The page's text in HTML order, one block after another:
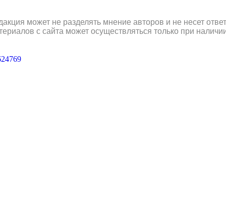
может не разделять мнение авторов и не несет
с сайта может осуществляться только при